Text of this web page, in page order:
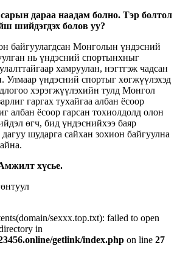
дараа наадам болно. Тэр болтол
шийдэгдэх болов уу?
байгуулагдсан Монголын үндэсний
нь үндэсний спортынхныг
хамруулан, нэгтгэж чадсан
Улмаар үндэсний спортыг хөгжүүлэхэд
хэрэгжүүлэхийн тулд Монгол
гаргах тухайгаа албан ёсоор
албан ёсоор гарсан тохиолдолд олон
өгч, бид үндэснийхээ баяр
шударга сайхан зохион байгуулна
хүсье.
sexxx.top.txt): failed to open
in
getlink/index.php on line 27